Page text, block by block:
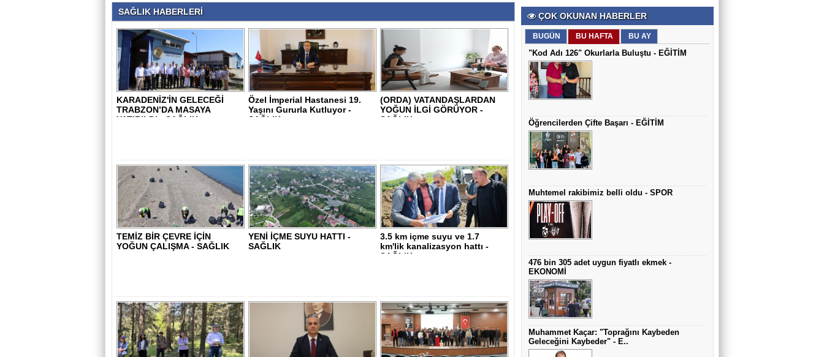
ÇOK OKUNAN HABERLER
BUGÜN BU HAFTA BU AY
"Kod Adı 126" Okurlarla Buluştu - EĞİTİM
Öğrencilerden Çifte Başarı - EĞİTİM
Muhtemel rakibimiz belli oldu - SPOR
476 bin 305 adet uygun fiyatlı ekmek -
EKONOMİ
Muhammet Kaçar: "Toprağını Kaybeden
Geleceğini Kaybeder" - E..
SAĞLIK HABERLERİ
KARADENİZ'İN GELECEĞİ
TRABZON’DA MASAYA
YATIRILDI - SAĞLIK..
Özel İmperial Hastanesi 19.
Yaşını Gururla Kutluyor -
SAĞLIK..
(ORDA) VATANDAŞLARDAN
YOĞUN İLGİ GÖRÜYOR -
SAĞLIK
TEMİZ BİR ÇEVRE İÇİN
YOĞUN ÇALIŞMA - SAĞLIK
YENİ İÇME SUYU HATTI -
SAĞLIK
3.5 km içme suyu ve 1.7
km'lik kanalizasyon hattı -
SAĞLIK..